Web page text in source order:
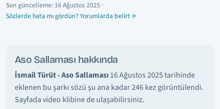
Son güncelleme: 16 Ağustos 2025 ·
Sözlerde hata mı gördün? Yorumlarda belirt
Aso Sallaması hakkında
İsmail Türüt - Aso Sallaması16 Ağustos 2025 tarihinde
eklenen bu şarkı sözü şu ana kadar 246 kez görüntülendi.
Sayfada video klibine de ulaşabilirsiniz.